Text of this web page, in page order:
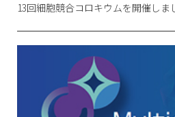
13回細胞競合コロキウムを開催し